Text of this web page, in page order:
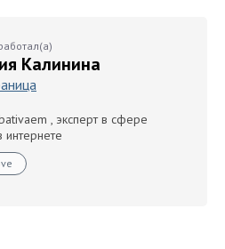
Калинина
, эксперт в сфере
интернете